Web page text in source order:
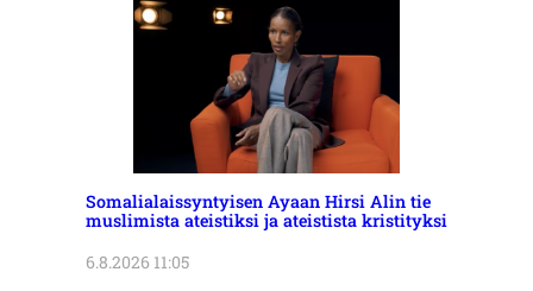
Somalialaissyntyisen Ayaan Hirsi Alin tie
muslimista ateistiksi ja ateistista kristityksi
6.8.2026 11:05